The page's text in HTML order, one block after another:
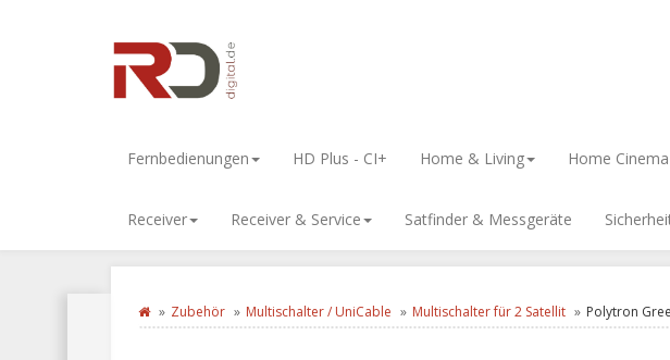
Fernbedienungen HD Plus - CI+ Home & Living Home Cinema
Receiver Receiver & Service Satfinder & Messgeräte
Zubehör Multischalter / UniCable Multischalter für 2 Satellit Polytron